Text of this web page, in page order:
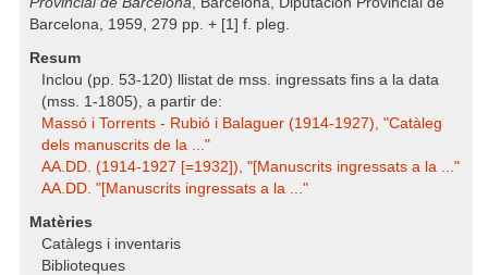
Barcelona, 1959, 279 pp. + [1] f. pleg.
Resum
Inclou (pp. 53-120) llistat de mss. ingressats fins a la data
(mss. 1-1805), a partir de:
Massó i Torrents - Rubió i Balaguer (1914-1927), "Catàleg
dels manuscrits de la ..."
AA.DD. (1914-1927 [=1932]), "[Manuscrits ingressats a la ..."
AA.DD. "[Manuscrits ingressats a la ..."
Matèries
Catàlegs i inventaris
Biblioteques